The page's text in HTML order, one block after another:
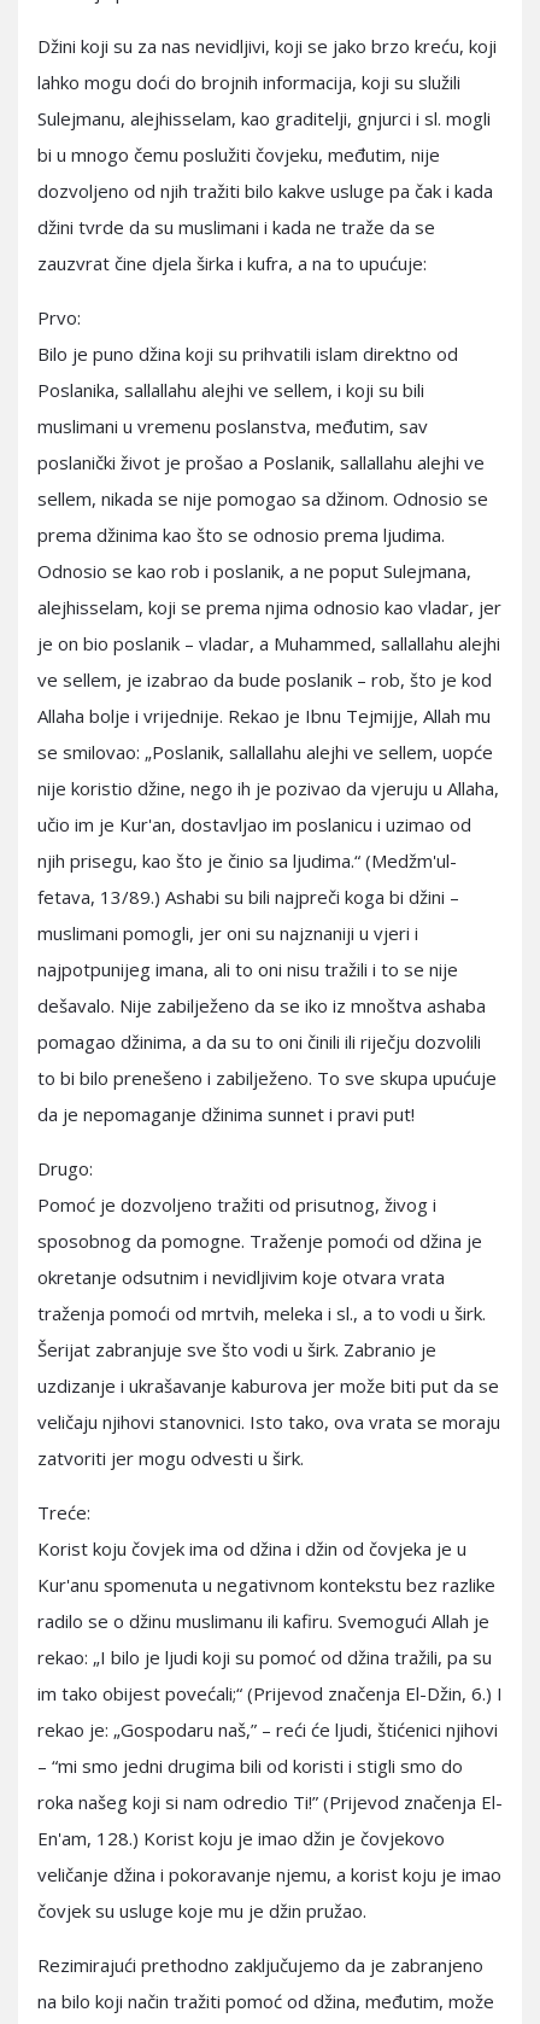
Džini koji su za nas nevidljivi, koji se jako brzo kreću, koji
lahko mogu doći do brojnih informacija, koji su služili
Sulejmanu, alejhisselam, kao graditelji, gnjurci i sl. mogli
bi u mnogo čemu poslužiti čovjeku, međutim, nije
dozvoljeno od njih tražiti bilo kakve usluge pa čak i kada
džini tvrde da su muslimani i kada ne traže da se
zauzvrat čine djela širka i kufra, a na to upućuje:
Prvo:
Bilo je puno džina koji su prihvatili islam direktno od
Poslanika, sallallahu alejhi ve sellem, i koji su bili
muslimani u vremenu poslanstva, međutim, sav
poslanički život je prošao a Poslanik, sallallahu alejhi ve
sellem, nikada se nije pomogao sa džinom. Odnosio se
prema džinima kao što se odnosio prema ljudima.
Odnosio se kao rob i poslanik, a ne poput Sulejmana,
alejhisselam, koji se prema njima odnosio kao vladar, jer
je on bio poslanik – vladar, a Muhammed, sallallahu alejhi
ve sellem, je izabrao da bude poslanik – rob, što je kod
Allaha bolje i vrijednije. Rekao je Ibnu Tejmijje, Allah mu
se smilovao: „Poslanik, sallallahu alejhi ve sellem, uopće
nije koristio džine, nego ih je pozivao da vjeruju u Allaha,
učio im je Kur'an, dostavljao im poslanicu i uzimao od
njih prisegu, kao što je činio sa ljudima.“ (Medžm'ul-
fetava, 13/89.) Ashabi su bili najpreči koga bi džini –
muslimani pomogli, jer oni su najznaniji u vjeri i
najpotpunijeg imana, ali to oni nisu tražili i to se nije
dešavalo. Nije zabilježeno da se iko iz mnoštva ashaba
pomagao džinima, a da su to oni činili ili riječju dozvolili
to bi bilo prenešeno i zabilježeno. To sve skupa upućuje
da je nepomaganje džinima sunnet i pravi put!
Drugo:
Pomoć je dozvoljeno tražiti od prisutnog, živog i
sposobnog da pomogne. Traženje pomoći od džina je
okretanje odsutnim i nevidljivim koje otvara vrata
traženja pomoći od mrtvih, meleka i sl., a to vodi u širk.
Šerijat zabranjuje sve što vodi u širk. Zabranio je
uzdizanje i ukrašavanje kaburova jer može biti put da se
veličaju njihovi stanovnici. Isto tako, ova vrata se moraju
zatvoriti jer mogu odvesti u širk.
Treće:
Korist koju čovjek ima od džina i džin od čovjeka je u
Kur'anu spomenuta u negativnom kontekstu bez razlike
radilo se o džinu muslimanu ili kafiru. Svemogući Allah je
rekao: „I bilo je ljudi koji su pomoć od džina tražili, pa su
im tako obijest povećali;“ (Prijevod značenja El-Džin, 6.) I
rekao je: „Gospodaru naš,” – reći će ljudi, štićenici njihovi
– “mi smo jedni drugima bili od koristi i stigli smo do
roka našeg koji si nam odredio Ti!” (Prijevod značenja El-
En'am, 128.) Korist koju je imao džin je čovjekovo
veličanje džina i pokoravanje njemu, a korist koju je imao
čovjek su usluge koje mu je džin pružao.
Rezimirajući prethodno zaključujemo da je zabranjeno
na bilo koji način tražiti pomoć od džina, međutim, može